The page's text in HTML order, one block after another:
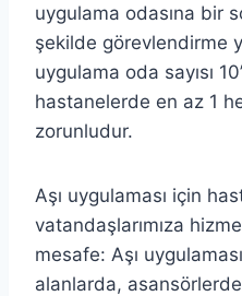
uygulama odasına bir
şekilde görevlendirme
uygulama oda sayısı
hastanelerde en az 1
zorunludur.
Aşı uygulaması için
vatandaşlarımıza
mesafe: Aşı
alanlarda,